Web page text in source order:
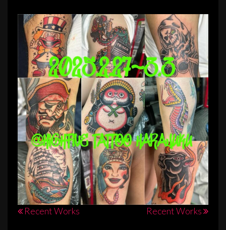
投Recent Works Recent Works